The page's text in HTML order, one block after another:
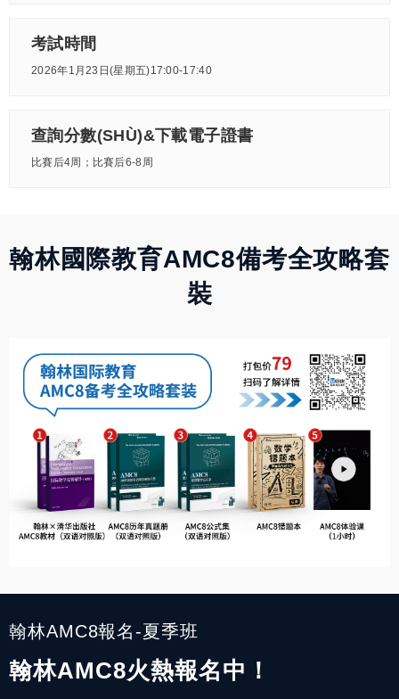
考試時間
2026年1月23日(星期五)17:00-17:40
查詢分數(SHÙ)&下載電子證書
比賽后4周；比賽后6-8周
翰林國際教育AMC8備考全攻略套
裝
翰林AMC8報名-夏季班
翰林AMC8火熱報名中！